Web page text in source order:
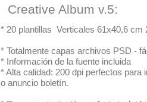
  Creative Album v.5:
* 20 plantillas  Verticales 61x40,6 cm
* Totalmente capas archivos PSD -
* Información de la fuente incluida
* Alta calidad: 200 dpi perfectos
o anuncio boletín.